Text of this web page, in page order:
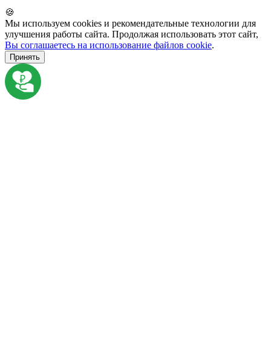
🍪
Мы используем cookies и рекомендательные технологии для
улучшения работы сайта. Продолжая использовать этот сайт,
Вы соглашаетесь на использование файлов cookie.
Принять